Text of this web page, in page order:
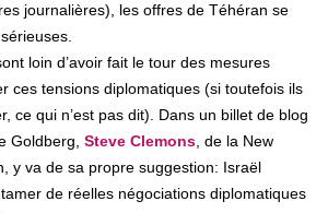
journalières), les offres de Téhéran se
loin d’avoir fait le tour des mesures
ces tensions diplomatiques (si toutefois ils
ce qui n’est pas dit). Dans un billet de blog
Goldberg, Steve Clemons , de la New
y va de sa propre suggestion: Israël
de réelles négociations diplomatiques